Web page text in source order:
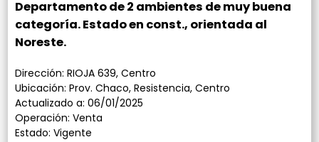
Departamento de 2 ambientes de muy buena
categoría. Estado en const., orientada al
Noreste.
Dirección: RIOJA 639, Centro
Ubicación: Prov. Chaco, Resistencia, Centro
Actualizado a: 06/01/2025
Operación: Venta
Estado: Vigente